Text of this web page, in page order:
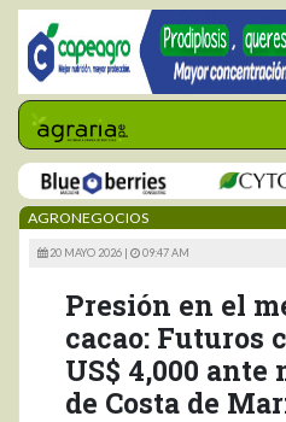
AGRONEGOCIOS
20 MAYO 2026 | 09:47 AM
Presión en el
cacao: Futuros
US$ 4,000 ante
de Costa de